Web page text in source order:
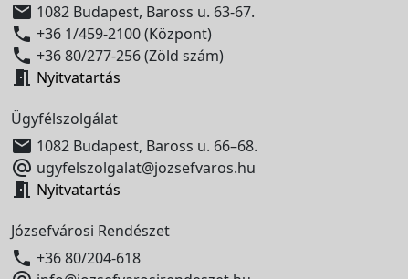
 1082 Budapest, Baross u. 63-67.
 +36 1/459-2100 (Központ)
 +36 80/277-256 (Zöld szám)
 Nyitvatartás
Ügyfélszolgálat
 1082 Budapest, Baross u. 66–68.
 ugyfelszolgalat@jozsefvaros.hu
 Nyitvatartás
Józsefvárosi Rendészet
 +36 80/204-618